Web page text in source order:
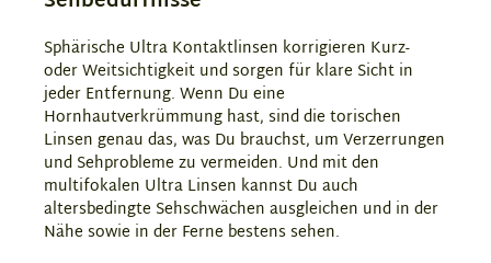
Sphärische Ultra Kontaktlinsen korrigieren Kurz-
oder Weitsichtigkeit und sorgen für klare Sicht in
jeder Entfernung. Wenn Du eine
Hornhautverkrümmung hast, sind die torischen
Linsen genau das, was Du brauchst, um Verzerrungen
und Sehprobleme zu vermeiden. Und mit den
multifokalen Ultra Linsen kannst Du auch
altersbedingte Sehschwächen ausgleichen und in der
Nähe sowie in der Ferne bestens sehen.